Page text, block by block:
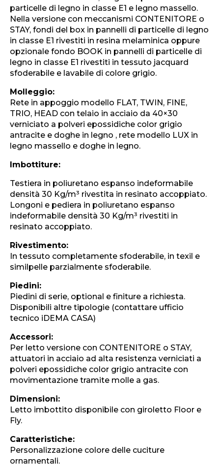
particelle di legno in classe E1 e legno massello.
Nella versione con meccanismi CONTENITORE o
STAY, fondi del box in pannelli di particelle di legno
in classe E1 rivestiti in resina melaminica oppure
opzionale fondo BOOK in pannelli di particelle di
legno in classe E1 rivestiti in tessuto jacquard
sfoderabile e lavabile di colore grigio.
Molleggio:
Rete in appoggio modello FLAT, TWIN, FINE,
TRIO, HEAD con telaio in acciaio da 40×30
verniciato a polveri epossidiche color grigio
antracite e doghe in legno , rete modello LUX in
legno massello e doghe in legno.
Imbottiture:
Testiera in poliuretano espanso indeformabile
densità 30 Kg/m³ rivestita in resinato accoppiato.
Longoni e pediera in poliuretano espanso
indeformabile densità 30 Kg/m³ rivestiti in
resinato accoppiato.
Rivestimento:
In tessuto completamente sfoderabile, in texil e
similpelle parzialmente sfoderabile.
Piedini:
Piedini di serie, optional e finiture a richiesta.
Disponibili altre tipologie (contattare ufficio
tecnico iDEMA CASA)
Accessori:
Per letto versione con CONTENITORE o STAY,
attuatori in acciaio ad alta resistenza verniciati a
polveri epossidiche color grigio antracite con
movimentazione tramite molle a gas.
Dimensioni:
Letto imbottito disponibile con giroletto Floor e
Fly.
Caratteristiche:
Personalizzazione colore delle cuciture
ornamentali.